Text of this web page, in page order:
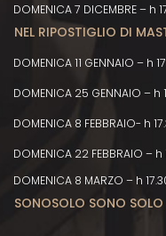
DOMENICA 7 DICEMBRE – h
NEL RIPOSTIGLIO DI
DOMENICA 11 GENNAIO – h
DOMENICA 25 GENNAIO – h
DOMENICA 8 FEBBRAIO- h
DOMENICA 22 FEBBRAIO – h
DOMENICA 8 MARZO – h
SONOSOLO SONO SOLO